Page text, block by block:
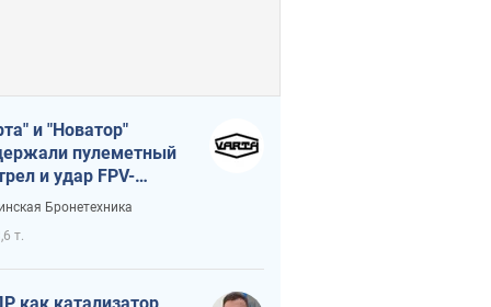
и "Новатор"
пулеметный
и удар FPV-
сохранив жизнь
Бронетехника
т.